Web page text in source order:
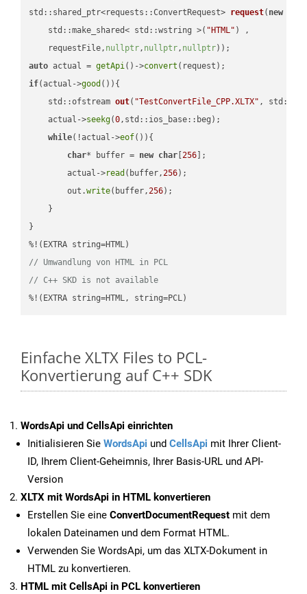
std::shared_ptr<requests::ConvertRequest> request( new
    std::make_shared< std::wstring >(
"HTML" ) ,
    requestFile,
nullptr, nullptr, nullptr))
auto actual = getApi()->convert
if(actual->good ()){
std::ofstream out( "TestConvertFile_CPP.XLTX" ,
    actual->
seekg(0,std::ios_base::beg);
while(!actual->eof()){
char* buffer = new char [256 ];
        actual->
read (buffer,256);
        out.
write(buffer,256);
    }
}
// Umwandlung von HTML in PCL
// C++ SKD is not available
%!(EXTRA string=HTML, string=PCL)
Einfache XLTX Files to PCL-
Konvertierung auf C++ SDK
WordsApi und CellsApi einrichten
Initialisieren Sie WordsApi und CellsApi mit Ihrer Client-
ID, Ihrem Client-Geheimnis, Ihrer Basis-URL und API-
Version
XLTX mit WordsApi in HTML konvertieren
Erstellen Sie eine ConvertDocumentRequest mit dem
lokalen Dateinamen und dem Format HTML.
Verwenden Sie WordsApi, um das XLTX-Dokument in
HTML zu konvertieren.
HTML mit CellsApi in PCL konvertieren